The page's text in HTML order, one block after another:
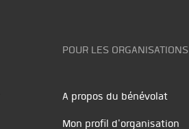
POUR LES ORGANISATIONS
A propos du bénévolat
Mon profil d'organisation